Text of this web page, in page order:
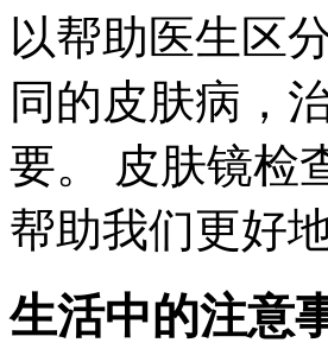
以帮助医生区
同的皮肤病，
要。 皮肤镜检
帮助我们更好
生活中的注意